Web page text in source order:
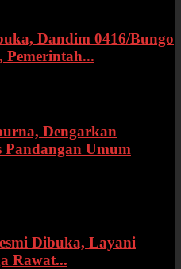
Dandim 0416/Bungo
Dengarkan
Pandangan Umum
Dibuka, Layani
Rawat...